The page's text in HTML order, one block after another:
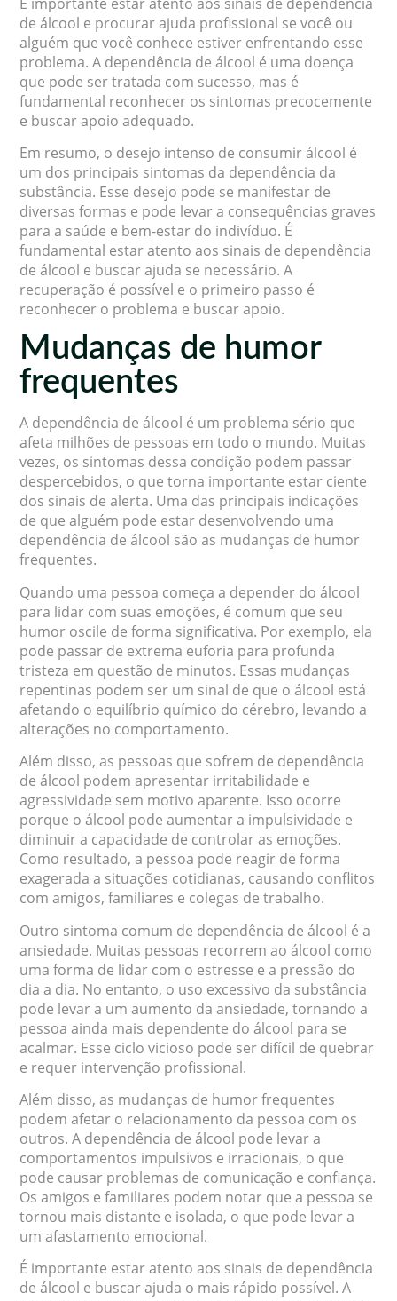
de álcool e procurar ajuda profissional se você ou
alguém que você conhece estiver enfrentando esse
problema. A dependência de álcool é uma doença
que pode ser tratada com sucesso, mas é
fundamental reconhecer os sintomas precocemente
e buscar apoio adequado.
Em resumo, o desejo intenso de consumir álcool é
um dos principais sintomas da dependência da
substância. Esse desejo pode se manifestar de
diversas formas e pode levar a consequências graves
para a saúde e bem-estar do indivíduo. É
fundamental estar atento aos sinais de dependência
de álcool e buscar ajuda se necessário. A
recuperação é possível e o primeiro passo é
reconhecer o problema e buscar apoio.
Mudanças de humor
frequentes
A dependência de álcool é um problema sério que
afeta milhões de pessoas em todo o mundo. Muitas
vezes, os sintomas dessa condição podem passar
despercebidos, o que torna importante estar ciente
dos sinais de alerta. Uma das principais indicações
de que alguém pode estar desenvolvendo uma
dependência de álcool são as mudanças de humor
frequentes.
Quando uma pessoa começa a depender do álcool
para lidar com suas emoções, é comum que seu
humor oscile de forma significativa. Por exemplo, ela
pode passar de extrema euforia para profunda
tristeza em questão de minutos. Essas mudanças
repentinas podem ser um sinal de que o álcool está
afetando o equilíbrio químico do cérebro, levando a
alterações no comportamento.
Além disso, as pessoas que sofrem de dependência
de álcool podem apresentar irritabilidade e
agressividade sem motivo aparente. Isso ocorre
porque o álcool pode aumentar a impulsividade e
diminuir a capacidade de controlar as emoções.
Como resultado, a pessoa pode reagir de forma
exagerada a situações cotidianas, causando conflitos
com amigos, familiares e colegas de trabalho.
Outro sintoma comum de dependência de álcool é a
ansiedade. Muitas pessoas recorrem ao álcool como
uma forma de lidar com o estresse e a pressão do
dia a dia. No entanto, o uso excessivo da substância
pode levar a um aumento da ansiedade, tornando a
pessoa ainda mais dependente do álcool para se
acalmar. Esse ciclo vicioso pode ser difícil de quebrar
e requer intervenção profissional.
Além disso, as mudanças de humor frequentes
podem afetar o relacionamento da pessoa com os
outros. A dependência de álcool pode levar a
comportamentos impulsivos e irracionais, o que
pode causar problemas de comunicação e confiança.
Os amigos e familiares podem notar que a pessoa se
tornou mais distante e isolada, o que pode levar a
um afastamento emocional.
É importante estar atento aos sinais de dependência
de álcool e buscar ajuda o mais rápido possível. A